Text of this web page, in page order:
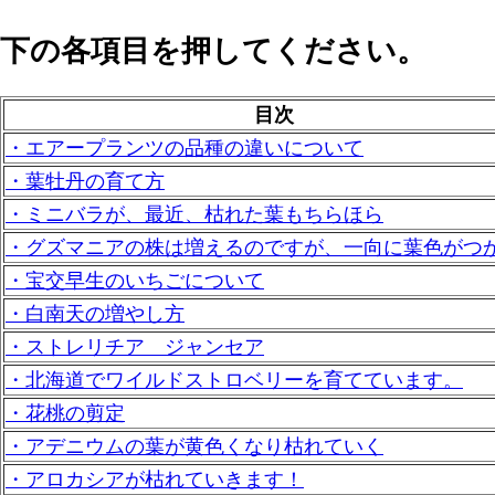
下の各項目を押してください。
目次
・エアープランツの品種の違いについて
・葉牡丹の育て方
・ミニバラが、最近、枯れた葉もちらほら
・グズマニアの株は増えるのですが、一向に葉色がつ
・宝交早生のいちごについて
・白南天の増やし方
・ストレリチア ジャンセア
・北海道でワイルドストロベリーを育てています。
・花桃の剪定
・アデニウムの葉が黄色くなり枯れていく
・アロカシアが枯れていきます！